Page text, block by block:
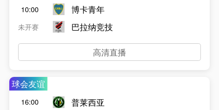
10:00
未开赛
博卡青年
巴拉纳竞技
高清直播
球会友谊
16:00
普莱西亚